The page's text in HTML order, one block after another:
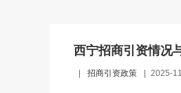
西宁招商引资情况
招商引资政策 2025-